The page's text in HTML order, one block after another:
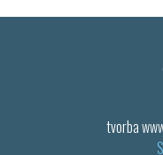
tvorba